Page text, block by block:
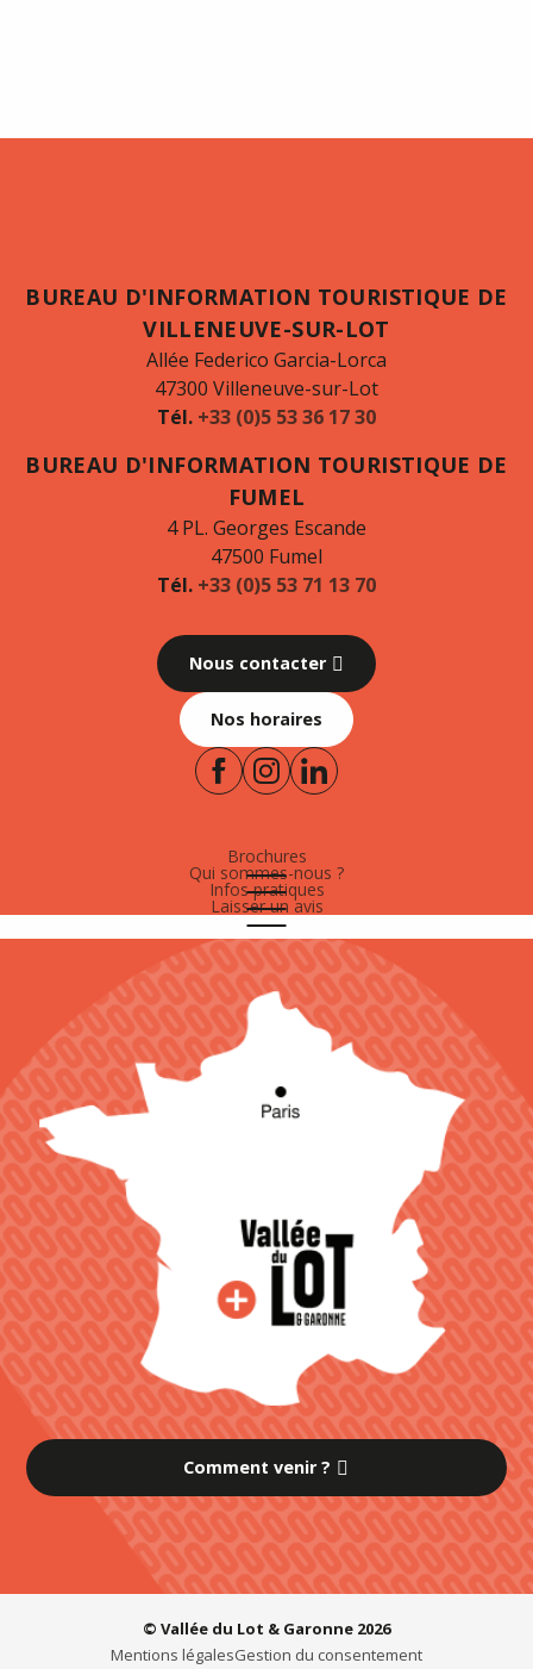
BUREAU D'INFORMATION TOURISTIQUE DE
VILLENEUVE-SUR-LOT
Allée Federico Garcia-Lorca
47300 Villeneuve-sur-Lot
Tél. +33 (0)5 53 36 17 30
BUREAU D'INFORMATION TOURISTIQUE DE
FUMEL
4 PL. Georges Escande
47500 Fumel
Tél. +33 (0)5 53 71 13 70
Nous contacter
Nos horaires
Brochures
Qui sommes-nous ?
Infos pratiques
Laisser un avis
Comment venir ?
© Vallée du Lot & Garonne 2026
Mentions légalesGestion du consentement